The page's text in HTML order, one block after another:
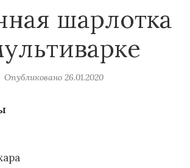
шарлотка
Опубликовано 26.01.2020